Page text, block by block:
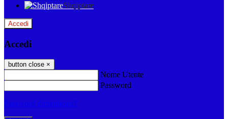
Shqiptare
Accedi
Accedi
button close ×
Nome Utente
Password
Password dimenticata?